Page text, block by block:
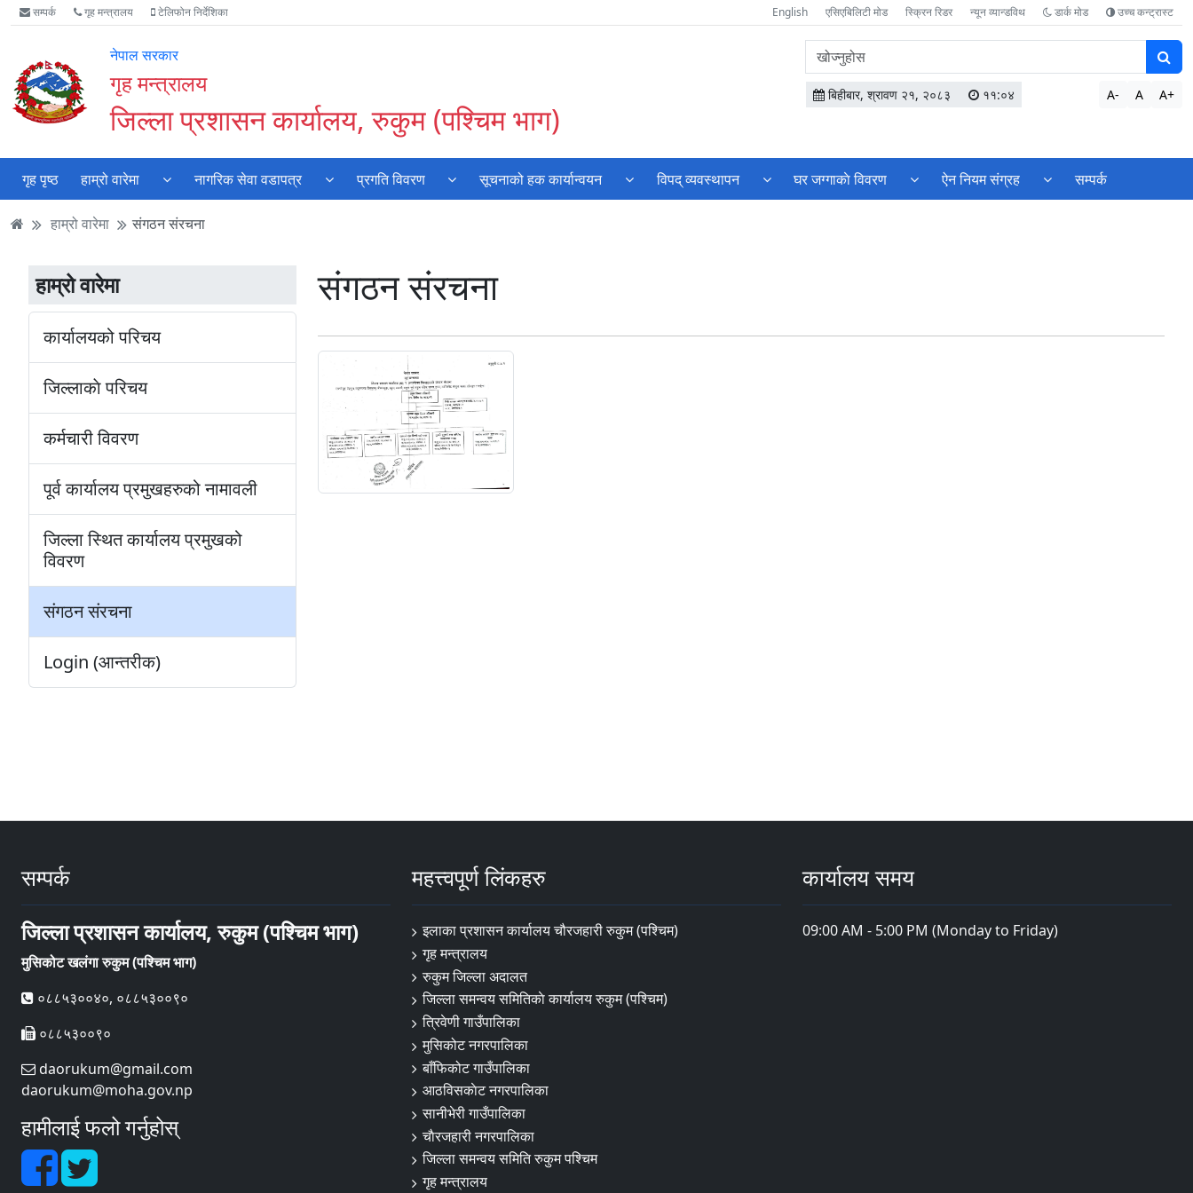
Accessibility
Mode
गर्नुहोस्
मुख्य
सामाग्री
मुख्य
नेभिगेसन
वेबसाइट
खोजमा
सम्पर्क गृह मन्त्रालय टेलिफोन निर्देशिका English एसिएबिलिटी मोड स्क्रिन रिडर न्यून व्यान्डविथ डार्क मोड उच्च कन्ट्रास्ट
नेपाल सरकार
गृह मन्त्रालय
जिल्ला प्रशासन कार्यालय, रुकुम (पश्चिम भाग)
वेबसाइटमा
सामग्री
खोज्नुहोस
बिहीबार, श्रावण २१, २०८३ ११:०४ A- A A+
गृह पृष्ठ हाम्रो वारेमा नागरिक सेवा वडापत्र प्रगति विवरण सूचनाको हक कार्यान्वयन विपद् व्यवस्थापन घर जग्गाकाे विवरण ऐन नियम संग्रह सम्पर्क
हाम्रो वारेमा संगठन संरचना
हाम्रो वारेमा
कार्यालयको परिचय
जिल्लाकाे परिचय
कर्मचारी विवरण
पूर्व कार्यालय प्रमुखहरुको नामावली
जिल्ला स्थित कार्यालय प्रमुखको
विवरण
संगठन संरचना
Login (आन्तरीक)
संगठन संरचना
सम्पर्क
जिल्ला प्रशासन कार्यालय, रुकुम (पश्चिम भाग)
मुसिकोट खलंगा रुकुम (पश्चिम भाग)
०८८५३००४०, ०८८५३००९०
०८८५३००९०
daorukum@gmail.com
daorukum@moha.gov.np
हामीलाई फलो गर्नुहोस्
महत्त्वपूर्ण लिंकहरु
इलाका प्रशासन कार्यालय चौरजहारी रुकुम (पश्चिम)
गृह मन्त्रालय
रुकुम जिल्ला अदालत
जिल्ला समन्वय समितिकाे कार्यालय रुकुम (पश्चिम)
त्रिवेणी गाउँपालिका
मुसिकोट नगरपालिका
बाँफिकोट गाउँपालिका
आठविसकाेट नगरपालिका
सानीभेरी गाउँपालिका
चाैरजहारी नगरपालिका
जिल्ला समन्वय समिति रुकुम पश्चिम
गृह मन्त्रालय
कार्यालय समय
09:00 AM - 5:00 PM (Monday to Friday)